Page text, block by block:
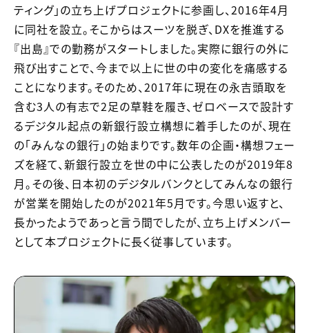
ティング」の立ち上げプロジェクトに参画し、2016年4月
に同社を設立。そこからはスーツを脱ぎ、DXを推進する
『出島』での勤務がスタートしました。実際に銀行の外に
飛び出すことで、今まで以上に世の中の変化を痛感する
ことになります。そのため、2017年に現在の永吉頭取を
含む3人の有志で2足の草鞋を履き、ゼロベースで設計す
るデジタル起点の新銀行設立構想に着手したのが、現在
の「みんなの銀行」の始まりです。数年の企画・構想フェー
ズを経て、新銀行設立を世の中に公表したのが2019年8
月。その後、日本初のデジタルバンクとしてみんなの銀行
が営業を開始したのが2021年5月です。今思い返すと、
長かったようであっと言う間でしたが、立ち上げメンバー
として本プロジェクトに長く従事しています。